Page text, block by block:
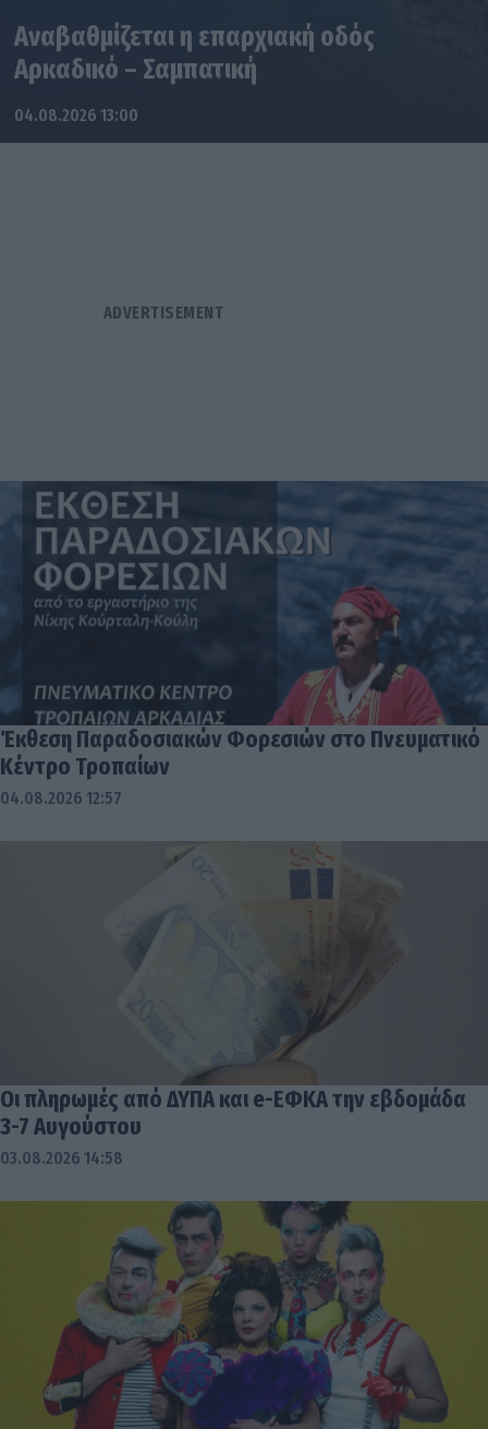
Αναβαθμίζεται η επαρχιακή οδός
Αρκαδικό – Σαμπατική
04.08.2026 13:00
Έκθεση Παραδοσιακών Φορεσιών στο Πνευματικό
Κέντρο Τροπαίων
04.08.2026 12:57
Οι πληρωμές από ΔΥΠΑ και e-ΕΦΚΑ την εβδομάδα
3-7 Αυγούστου
03.08.2026 14:58